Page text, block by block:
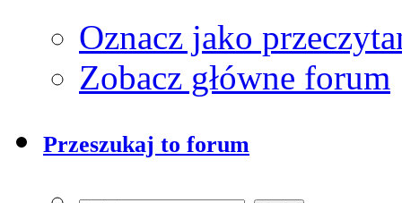
Oznacz jako
Zobacz główne forum
Przeszukaj to forum